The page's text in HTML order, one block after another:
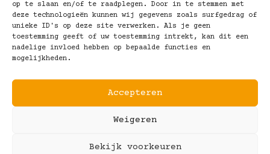
op te slaan en/of te raadplegen. Door in te stemmen met
deze technologieën kunnen wij gegevens zoals surfgedrag of
unieke ID's op deze site verwerken. Als je geen
toestemming geeft of uw toestemming intrekt, kan dit een
nadelige invloed hebben op bepaalde functies en
mogelijkheden.
Accepteren
Weigeren
Bekijk voorkeuren
Volg Ons!
Copyright © 2025 Koot Brillen
Algemene Voorwaarden